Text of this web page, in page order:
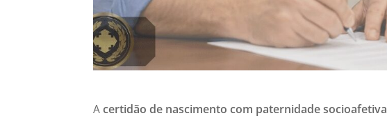
Acertidão de nascimento com paternidade socioafetiva